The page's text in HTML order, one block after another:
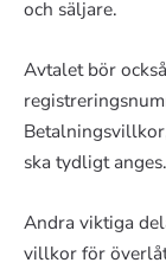
och säljare.
Avtalet bör
ska tydligt anges.
Andra viktiga
villkor för